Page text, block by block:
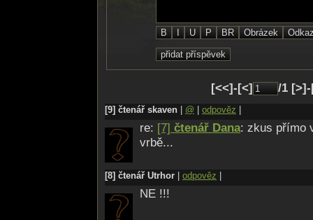
[<<]-[<] /1
[9] čtenář skaven @ odpověz
re: [7] čtenář Dana: zkus přímo
vrbě...
[8] čtenář Utrhor odpověz
NE !!!